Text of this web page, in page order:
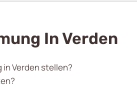
In Verden
Verden stellen?